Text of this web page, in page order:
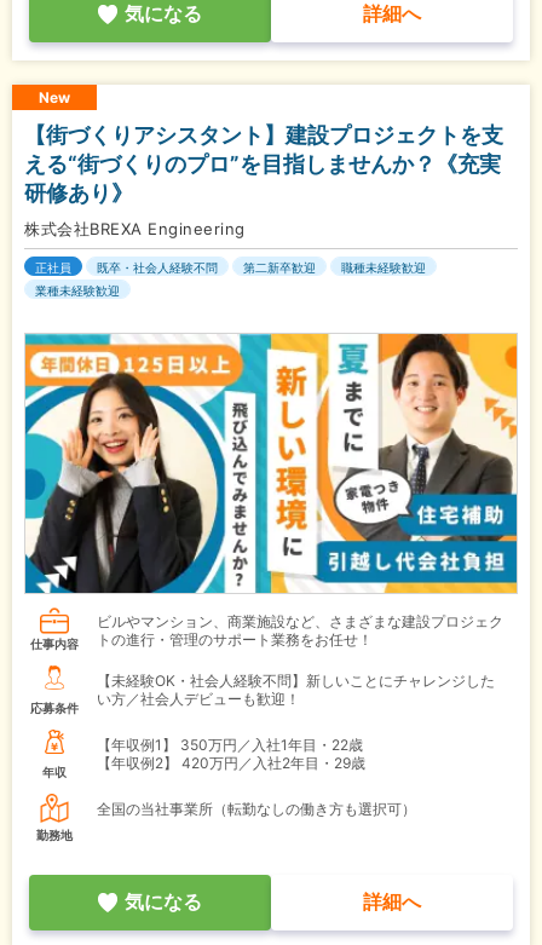
気になる 詳細へ
New
【街づくりアシスタント】建設プロジェクトを支
える“街づくりのプロ”を目指しませんか？《充実
研修あり》
株式会社BREXA Engineering
正社員 既卒・社会人経験不問 第二新卒歓迎
職種未経験歓迎
業種未経験歓迎
仕事内容
ビルやマンション、商業施設など、さまざまな建設プロジェク
トの進行・管理のサポート業務をお任せ！
応募条件
【未経験OK・社会人経験不問】新しいことにチャレンジした
い方／社会人デビューも歓迎！
年収
【年収例1】
350万円／入社1年目・22歳
【年収例2】
420万円／入社2年目・29歳
勤務地
全国の当社事業所（転勤なしの働き方も選択可）
気になる 詳細へ